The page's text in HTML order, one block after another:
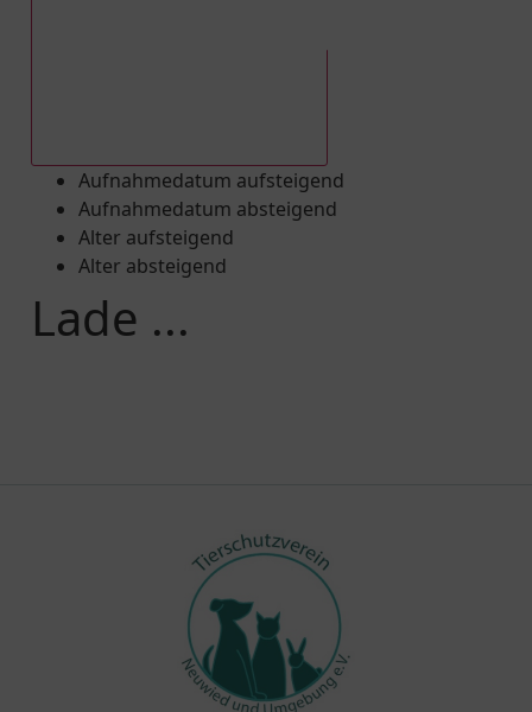
Aufnahmedatum aufsteigend
Aufnahmedatum absteigend
Alter aufsteigend
Alter absteigend
Lade ...